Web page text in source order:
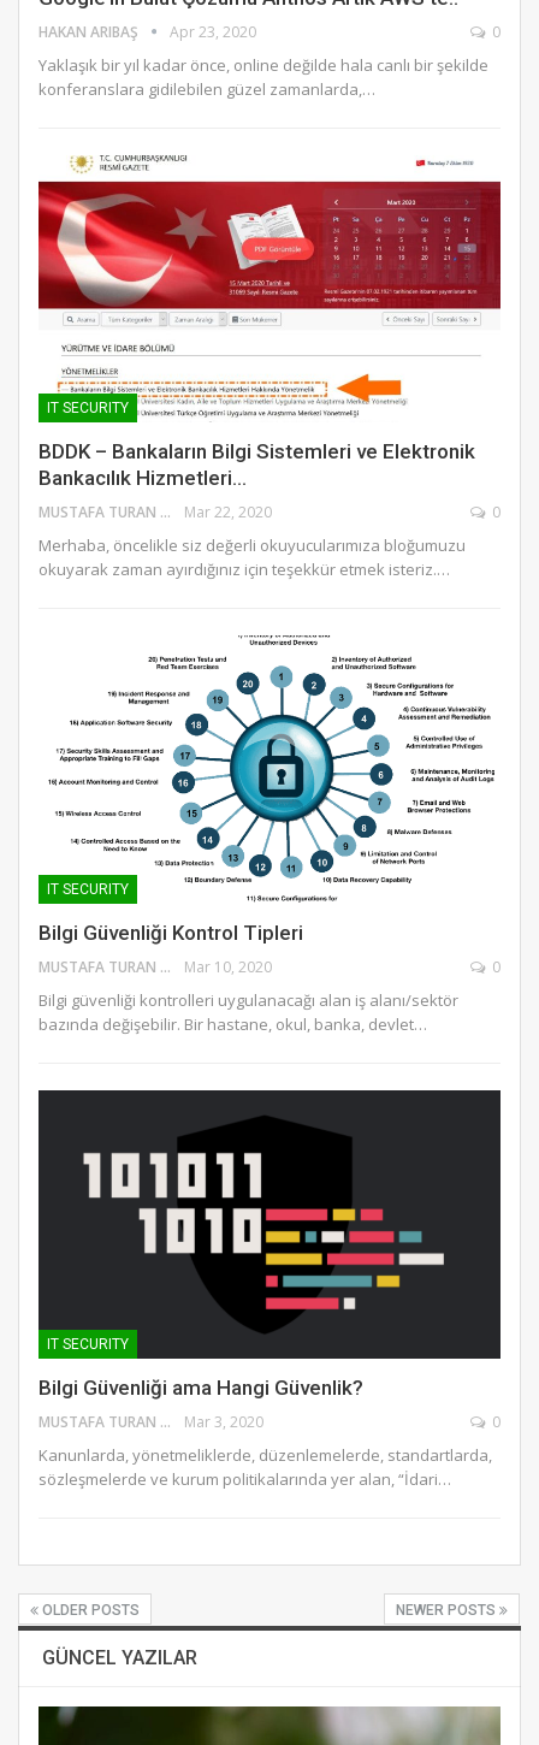
HAKAN ARIBAŞ Apr 23, 2020 0
Yaklaşık bir yıl kadar önce, online değilde hala canlı bir şekilde
konferanslara gidilebilen güzel zamanlarda,…
IT SECURITY
BDDK – Bankaların Bilgi Sistemleri ve Elektronik
Bankacılık Hizmetleri…
MUSTAFA TURAN Mar 22, 2020 0
Merhaba, öncelikle siz değerli okuyucularımıza bloğumuzu
okuyarak zaman ayırdığınız için teşekkür etmek isteriz.…
IT SECURITY
Bilgi Güvenliği Kontrol Tipleri
MUSTAFA TURAN Mar 10, 2020 0
Bilgi güvenliği kontrolleri uygulanacağı alan iş alanı/sektör
bazında değişebilir. Bir hastane, okul, banka, devlet…
IT SECURITY
Bilgi Güvenliği ama Hangi Güvenlik?
MUSTAFA TURAN Mar 3, 2020 0
Kanunlarda, yönetmeliklerde, düzenlemelerde, standartlarda,
sözleşmelerde ve kurum politikalarında yer alan, “İdari…
OLDER POSTS NEWER POSTS
GÜNCEL YAZILAR